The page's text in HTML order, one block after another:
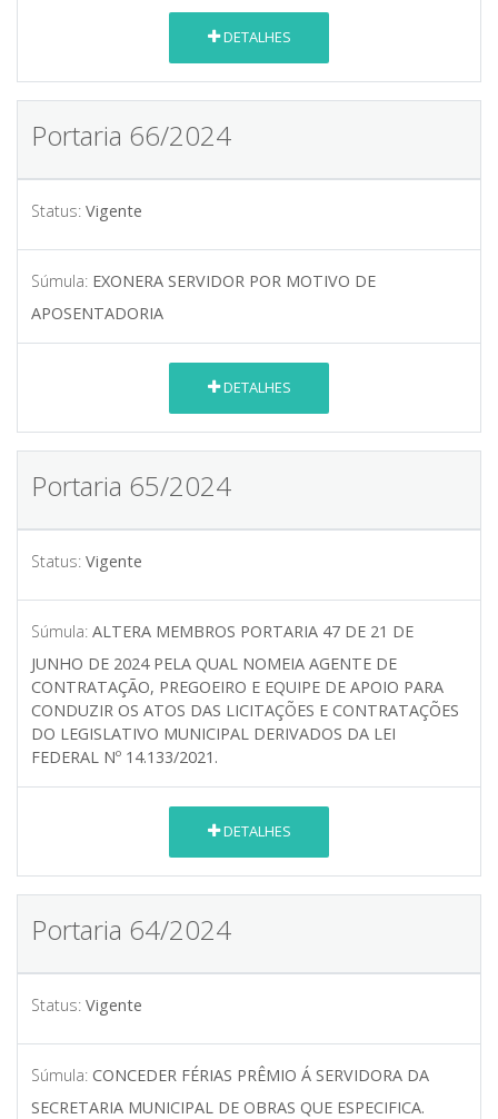
DETALHES
Portaria 66/2024
Status: Vigente
Súmula: EXONERA SERVIDOR POR MOTIVO DE
APOSENTADORIA
DETALHES
Portaria 65/2024
Status: Vigente
Súmula: ALTERA MEMBROS PORTARIA 47 DE 21 DE
JUNHO DE 2024 PELA QUAL NOMEIA AGENTE DE
CONTRATAÇÃO, PREGOEIRO E EQUIPE DE APOIO PARA
CONDUZIR OS ATOS DAS LICITAÇÕES E CONTRATAÇÕES
DO LEGISLATIVO MUNICIPAL DERIVADOS DA LEI
FEDERAL Nº 14.133/2021.
DETALHES
Portaria 64/2024
Status: Vigente
Súmula: CONCEDER FÉRIAS PRÊMIO Á SERVIDORA DA
SECRETARIA MUNICIPAL DE OBRAS QUE ESPECIFICA.